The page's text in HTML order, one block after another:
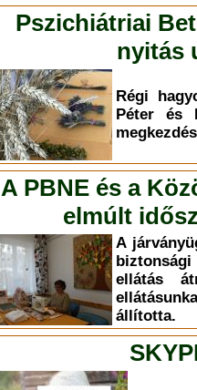
Pszichiátriai
nyitás
Régi
Péter és
A PBNE és a
elmúlt
A
ellátás
állította.